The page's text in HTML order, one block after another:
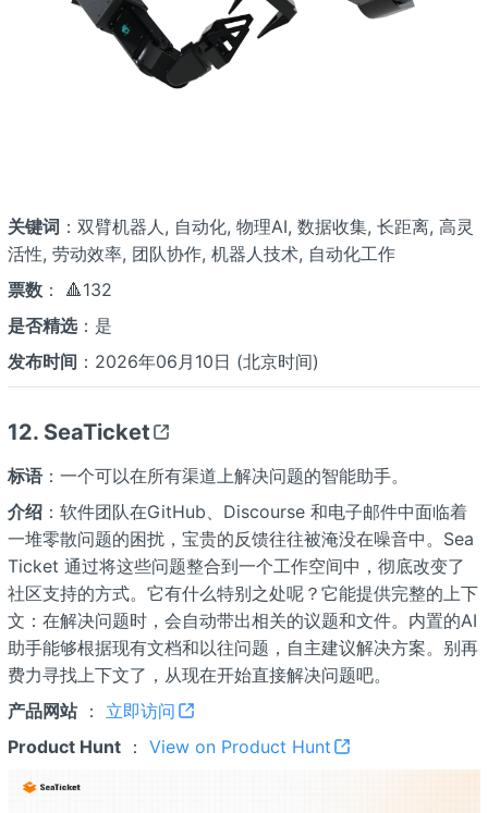
关键词 ：双臂机器人, 自动化, 物理AI, 数据收集, 长距离, 高灵
活性, 劳动效率, 团队协作, 机器人技术, 自动化工作
票数： 🔺132
是否精选：是
发布时间 ：2026年06月10日 (北京时间)
12. SeaTicket
标语：一个可以在所有渠道上解决问题的智能助手。
介绍：软件团队在GitHub、Discourse 和电子邮件中面临着
一堆零散问题的困扰，宝贵的反馈往往被淹没在噪音中。Sea
Ticket 通过将这些问题整合到一个工作空间中，彻底改变了
社区支持的方式。它有什么特别之处呢？它能提供完整的上下
文：在解决问题时，会自动带出相关的议题和文件。内置的AI
助手能够根据现有文档和以往问题，自主建议解决方案。别再
费力寻找上下文了，从现在开始直接解决问题吧。
产品网站： 立即访问
Product Hunt： View on Product Hunt